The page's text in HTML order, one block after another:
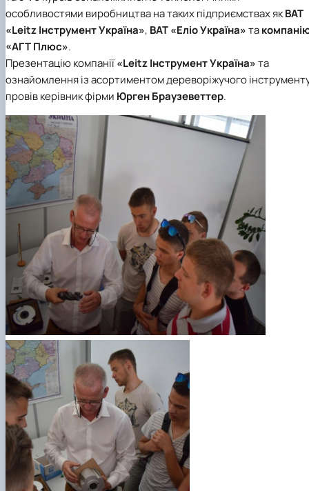
особливостями виробництва на таких підприємствах якВАТ
«Leitz Інструмент Україна», ВАТ «Еліо Україна»та
«АГТ Плюс».
Презентацію компанії«Leitz Інструмент Україна»та
ознайомлення із асортиментом дереворіжучого
провів керівник фірми Юрген Браузеветтер.